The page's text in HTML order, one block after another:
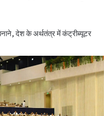
बनाने, देश के अर्थतंत्र में कंट्रीब्यूटर